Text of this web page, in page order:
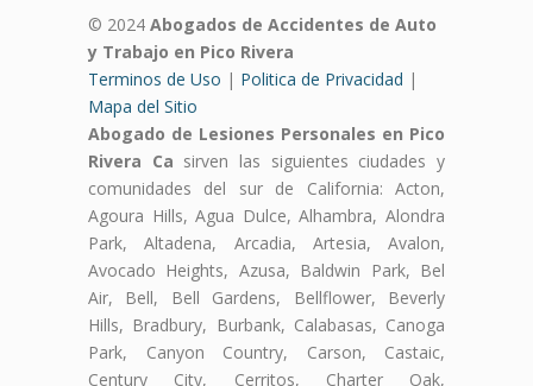
© 2024 Abogados de Accidentes de Auto
y Trabajo en Pico Rivera
Terminos de Uso | Politica de Privacidad |
Mapa del Sitio
Abogado de Lesiones Personales en Pico
Rivera Ca sirven las siguientes ciudades y
comunidades del sur de California: Acton,
Agoura Hills, Agua Dulce, Alhambra, Alondra
Park, Altadena, Arcadia, Artesia, Avalon,
Avocado Heights, Azusa, Baldwin Park, Bel
Air, Bell, Bell Gardens, Bellflower, Beverly
Hills, Bradbury, Burbank, Calabasas, Canoga
Park, Canyon Country, Carson, Castaic,
Century City, Cerritos, Charter Oak,